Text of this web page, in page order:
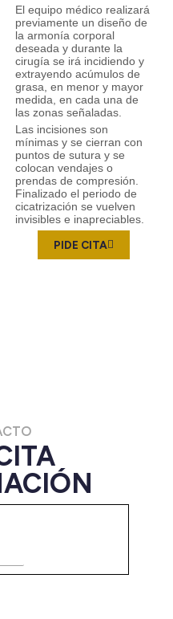
El equipo médico realizará
previamente un diseño de
la armonía corporal
deseada y durante la
cirugía se irá incidiendo y
extrayendo acúmulos de
grasa, en menor y mayor
medida, en cada una de
las zonas señaladas.
Las incisiones son
mínimas y se cierran con
puntos de sutura y se
colocan vendajes o
prendas de compresión.
Finalizado el periodo de
cicatrización se vuelven
invisibles e inapreciables.
PIDE CITA
Nombre